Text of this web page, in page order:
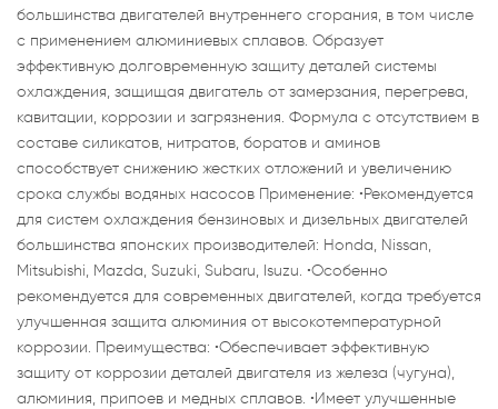
большинства двигателей внутреннего сгорания, в том числе
с применением алюминиевых сплавов. Образует
эффективную долговременную защиту деталей системы
охлаждения, защищая двигатель от замерзания, перегрева,
кавитации, коррозии и загрязнения. Формула с отсутствием в
составе силикатов, нитратов, боратов и аминов
способствует снижению жестких отложений и увеличению
срока службы водяных насосов Применение: •Рекомендуется
для систем охлаждения бензиновых и дизельных двигателей
большинства японских производителей: Honda, Nissan,
Mitsubishi, Mazda, Suzuki, Subaru, Isuzu. •Особенно
рекомендуется для современных двигателей, когда требуется
улучшенная защита алюминия от высокотемпературной
коррозии. Преимущества: •Обеспечивает эффективную
защиту от коррозии деталей двигателя из железа (чугуна),
алюминия, припоев и медных сплавов. •Имеет улучшенные